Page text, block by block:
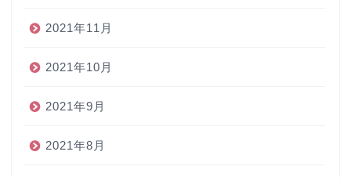
2021年11月
2021年10月
2021年9月
2021年8月